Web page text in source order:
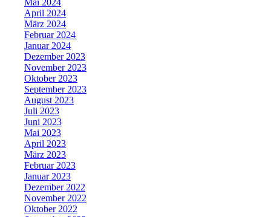
Mai 2024
April 2024
März 2024
Februar 2024
Januar 2024
Dezember 2023
November 2023
Oktober 2023
September 2023
August 2023
Juli 2023
Juni 2023
Mai 2023
April 2023
März 2023
Februar 2023
Januar 2023
Dezember 2022
November 2022
Oktober 2022